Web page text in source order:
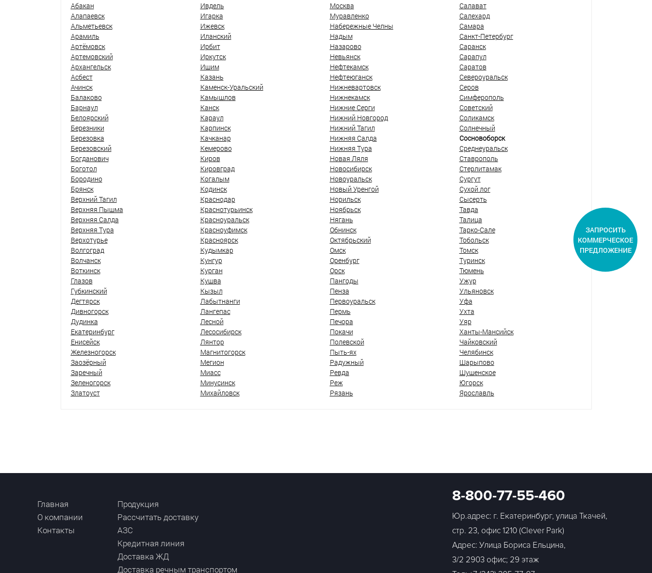
Абакан
Алапаевск
Альметьевск
Арамиль
Артёмовск
Артемовский
Архангельск
Асбест
Ачинск
Балаково
Барнаул
Белоярский
Березники
Березовка
Березовский
Богданович
Боготол
Бородино
Брянск
Верхний Тагил
Верхняя Пышма
Верхняя Салда
Верхняя Тура
Верхотурье
Волгоград
Волчанск
Воткинск
Глазов
Губкинский
Дегтярск
Дивногорск
Дудинка
Екатеринбург
Енисейск
Железногорск
Заозёрный
Заречный
Зеленогорск
Златоуст
Ивдель
Игарка
Ижевск
Иланский
Ирбит
Иркутск
Ишим
Казань
Каменск-Уральский
Камышлов
Канск
Караул
Карпинск
Качканар
Кемерово
Киров
Кировград
Когалым
Кодинск
Краснодар
Краснотурьинск
Красноуральск
Красноуфимск
Красноярск
Кудымкар
Кунгур
Курган
Кушва
Кызыл
Лабытнанги
Лангепас
Лесной
Лесосибирск
Лянтор
Магнитогорск
Мегион
Миасс
Минусинск
Михайловск
Москва
Муравленко
Набережные Челны
Надым
Назарово
Невьянск
Нефтекамск
Нефтеюганск
Нижневартовск
Нижнекамск
Нижние Серги
Нижний Новгород
Нижний Тагил
Нижняя Салда
Нижняя Тура
Новая Ляля
Новосибирск
Новоуральск
Новый Уренгой
Норильск
Ноябрьск
Нягань
Обнинск
Октябрьский
Омск
Оренбург
Орск
Пангоды
Пенза
Первоуральск
Пермь
Печора
Покачи
Полевской
Пыть-ях
Радужный
Ревда
Реж
Рязань
Салават
Салехард
Самара
Санкт-Петербург
Саранск
Сарапул
Саратов
Североуральск
Серов
Симферополь
Советский
Соликамск
Солнечный
Сосновоборск
Среднеуральск
Ставрополь
Стерлитамак
Сургут
Сухой лог
Сысерть
Тавда
Талица
Тарко-Сале
Тобольск
Томск
Туринск
Тюмень
Ужур
Ульяновск
Уфа
Ухта
Уяр
Ханты-Мансийск
Чайковский
Челябинск
Шарыпово
Шушенское
Югорск
Ярославль
Главная
О компании
Контакты
Продукция
Рассчитать доставку
АЗС
Кредитная линия
Доставка ЖД
Доставка речным транспортом
8-800-77-55-460
Юр.адрес: г. Екатеринбург, улица Ткачей,
стр. 23, офис 1210 (Clever Park)
Адрес: Улица Бориса Ельцина,
3/2 2903 офис; 29 этаж
ЗАПРОСИТЬ
КОММЕРЧЕСКОЕ
ПРЕДЛОЖЕНИЕ